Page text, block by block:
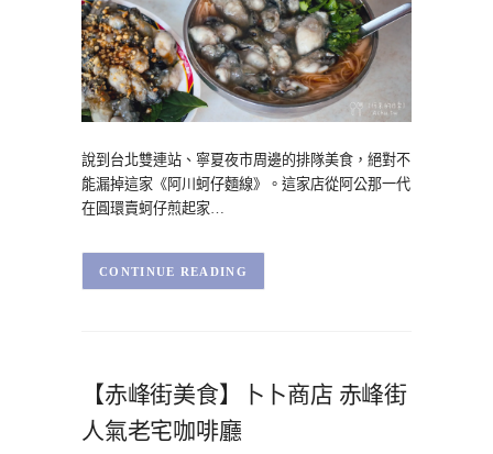
說到台北雙連站、寧夏夜市周邊的排隊美食，絕對不
能漏掉這家《阿川蚵仔麵線》。這家店從阿公那一代
在圓環賣蚵仔煎起家…
CONTINUE READING
【赤峰街美食】卜卜商店 赤峰街
人氣老宅咖啡廳